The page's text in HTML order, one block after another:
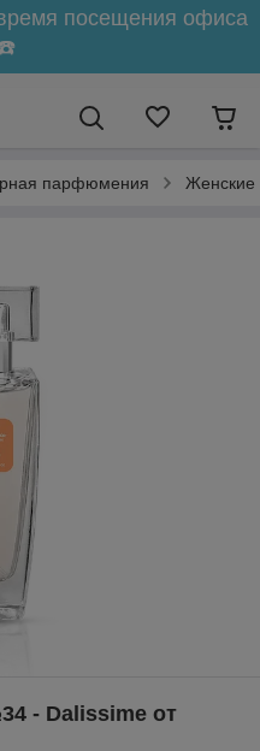
посещения офиса
парфюмения
- Dalissime от